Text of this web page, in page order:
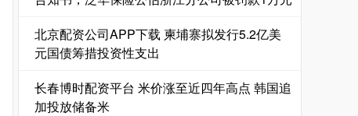
北京配资公司APP下载 柬埔寨拟发行5.2亿美
元国债筹措投资性支出
长春博时配资平台 米价涨至近四年高点 韩国追
加投放储备米